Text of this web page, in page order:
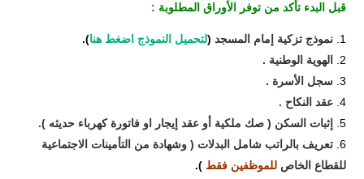
قبل البدء تأكد من توفر الأوراق المطلوبة :
نموذج تزكية إمام المسجد (لتحميل النموذج اضغط هنا).
الهوية الوطنية .
سجل الأسرة .
عقد النكاح .
إثبات السكن ( صك ملكية أو عقد إيجار او فاتورة كهرباء حديثه ).
تعريف بالراتب شامل البدلات ( وشهادة من التأمينات الاجتماعية
للقطاع الخاص للموظفين فقط )
.